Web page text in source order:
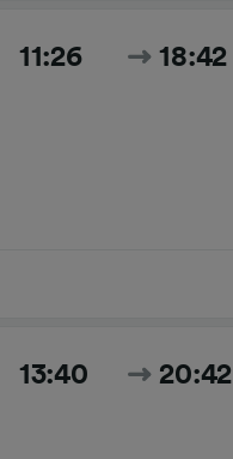
11:26 18:42
13:40 20:42